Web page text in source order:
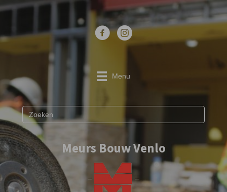
Menu
Meurs Bouw Venlo